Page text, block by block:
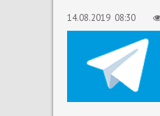
14.08.2019 08:30